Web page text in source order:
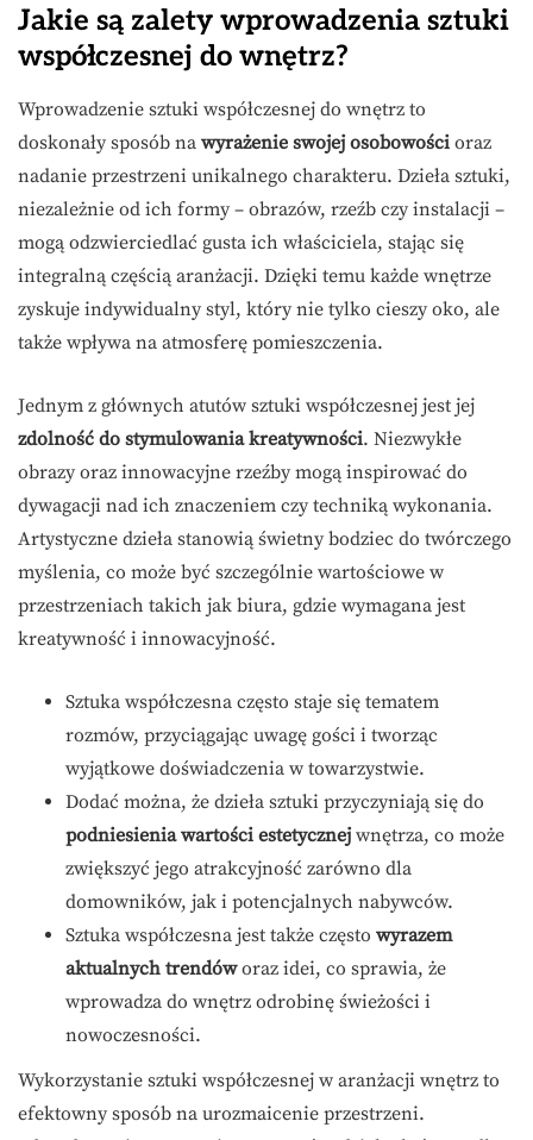
Jakie są zalety wprowadzenia sztuki
współczesnej do wnętrz?
Wprowadzenie sztuki współczesnej do wnętrz to
doskonały sposób na wyrażenie swojej osobowości oraz
nadanie przestrzeni unikalnego charakteru. Dzieła sztuki,
niezależnie od ich formy – obrazów, rzeźb czy instalacji –
mogą odzwierciedlać gusta ich właściciela, stając się
integralną częścią aranżacji. Dzięki temu każde wnętrze
zyskuje indywidualny styl, który nie tylko cieszy oko, ale
także wpływa na atmosferę pomieszczenia.
Jednym z głównych atutów sztuki współczesnej jest jej
zdolność do stymulowania kreatywności. Niezwykłe
obrazy oraz innowacyjne rzeźby mogą inspirować do
dywagacji nad ich znaczeniem czy techniką wykonania.
Artystyczne dzieła stanowią świetny bodziec do twórczego
myślenia, co może być szczególnie wartościowe w
przestrzeniach takich jak biura, gdzie wymagana jest
kreatywność i innowacyjność.
Sztuka współczesna często staje się tematem
rozmów, przyciągając uwagę gości i tworząc
wyjątkowe doświadczenia w towarzystwie.
Dodać można, że dzieła sztuki przyczyniają się do
podniesienia wartości estetycznej wnętrza, co może
zwiększyć jego atrakcyjność zarówno dla
domowników, jak i potencjalnych nabywców.
Sztuka współczesna jest także często wyrazem
aktualnych trendóworaz idei, co sprawia, że
wprowadza do wnętrz odrobinę świeżości i
nowoczesności.
Wykorzystanie sztuki współczesnej w aranżacji wnętrz to
efektowny sposób na urozmaicenie przestrzeni.